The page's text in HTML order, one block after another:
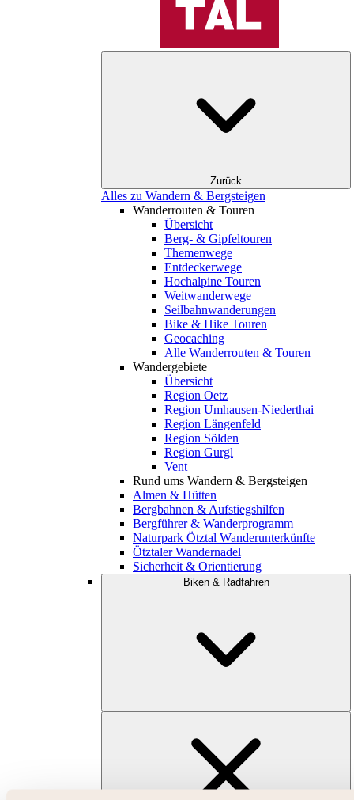
Zurück
Alles zu Wandern & Bergsteigen
Wanderrouten & Touren
Übersicht
Berg- & Gipfeltouren
Themenwege
Entdeckerwege
Hochalpine Touren
Weitwanderwege
Seilbahnwanderungen
Bike & Hike Touren
Geocaching
Alle Wanderrouten & Touren
Wandergebiete
Übersicht
Region Oetz
Region Umhausen-Niederthai
Region Längenfeld
Region Sölden
Region Gurgl
Vent
Rund ums Wandern & Bergsteigen
Almen & Hütten
Bergbahnen & Aufstiegshilfen
Bergführer & Wanderprogramm
Naturpark Ötztal Wanderunterkünfte
Ötztaler Wandernadel
Sicherheit & Orientierung
Biken & Radfahren